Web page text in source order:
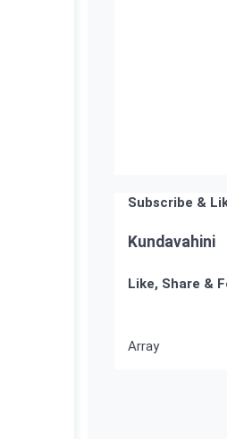
Subscribe &
Kundavahini
Like, Share &
Array